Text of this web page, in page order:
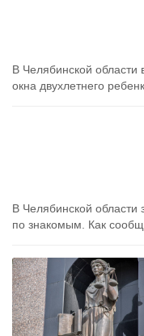
В Челябинской области
окна двухлетнего
В Челябинской области
по знакомым. Как